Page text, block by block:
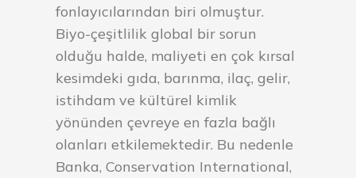
fonlayıcılarından biri olmuştur.
Biyo-çeşitlilik global bir sorun
olduğu halde, maliyeti en çok kırsal
kesimdeki gıda, barınma, ilaç, gelir,
istihdam ve kültürel kimlik
yönünden çevreye en fazla bağlı
olanları etkilemektedir. Bu nedenle
Banka, Conservation International,